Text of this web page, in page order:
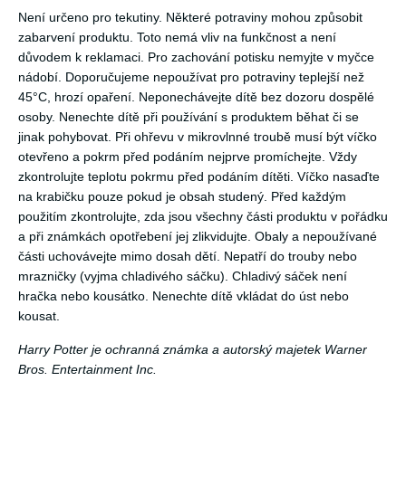
Není určeno pro tekutiny. Některé potraviny mohou způsobit
zabarvení produktu. Toto nemá vliv na funkčnost a není
důvodem k reklamaci. Pro zachování potisku nemyjte v myčce
nádobí. Doporučujeme nepoužívat pro potraviny teplejší než
45°C, hrozí opaření. Neponechávejte dítě bez dozoru dospělé
osoby. Nenechte dítě při používání s produktem běhat či se
jinak pohybovat. Při ohřevu v mikrovlnné troubě musí být víčko
otevřeno a pokrm před podáním nejprve promíchejte. Vždy
zkontrolujte teplotu pokrmu před podáním dítěti. Víčko nasaďte
na krabičku pouze pokud je obsah studený. Před každým
použitím zkontrolujte, zda jsou všechny části produktu v pořádku
a při známkách opotřebení jej zlikvidujte. Obaly a nepoužívané
části uchovávejte mimo dosah dětí. Nepatří do trouby nebo
mrazničky (vyjma chladivého sáčku). Chladivý sáček není
hračka nebo kousátko. Nenechte dítě vkládat do úst nebo
kousat.
Harry Potter je ochranná známka a autorský majetek Warner
Bros. Entertainment Inc.